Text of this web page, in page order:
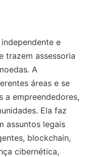
e
trazem assessoria
A
áreas e se
a empreendedores,
Ela faz
assuntos legais
blockchain,
cibernética,